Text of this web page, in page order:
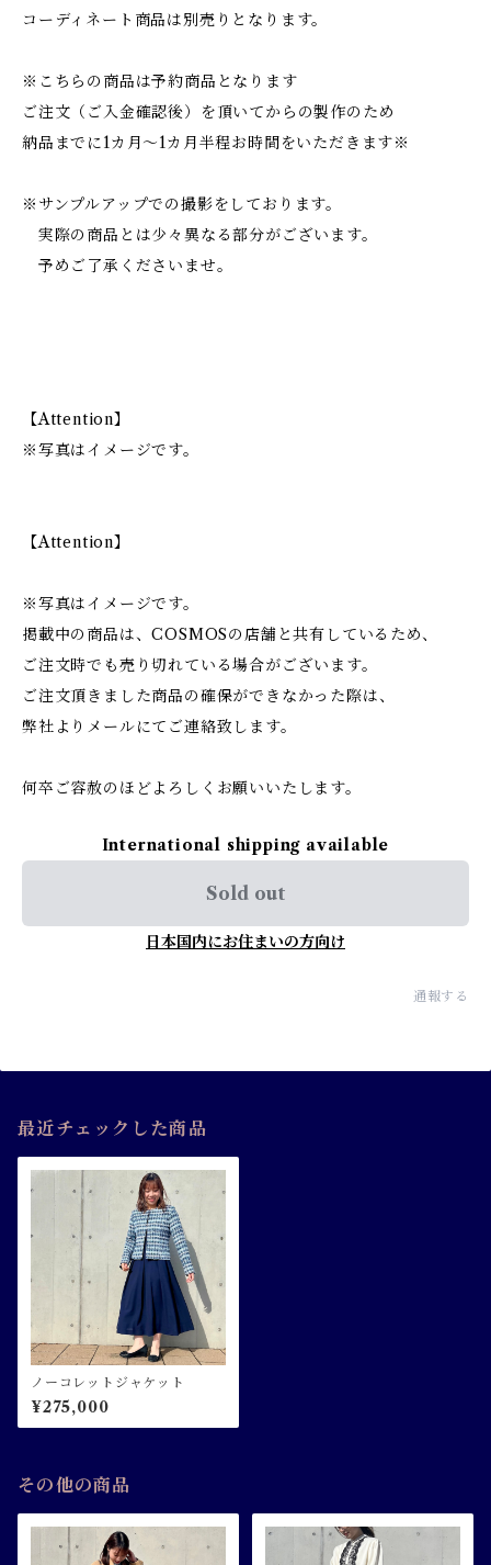
コーディネート商品は別売りとなります。
※こちらの商品は予約商品となります
ご注文（ご入金確認後）を頂いてからの製作のため
納品までに1カ月～1カ月半程お時間をいただきます※
※サンプルアップでの撮影をしております。
実際の商品とは少々異なる部分がございます。
予めご了承くださいませ。
【Attention】
※写真はイメージです。
【Attention】
※写真はイメージです。
掲載中の商品は、COSMOSの店舗と共有しているため、
ご注文時でも売り切れている場合がございます。
ご注文頂きました商品の確保ができなかった際は、
弊社よりメールにてご連絡致します。
何卒ご容赦のほどよろしくお願いいたします。
International shipping available
Sold out
日本国内にお住まいの方向け
通報する
最近チェックした商品
ノーコレットジャケット
¥275,000
その他の商品